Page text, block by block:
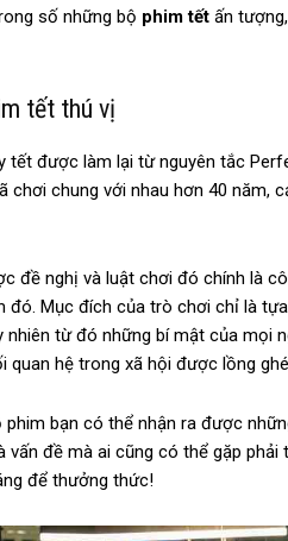
số những bộ phim tết ấn
tết thú vị
tết được làm lại từ nguyên tắc
chơi chung với nhau hơn 40 năm,
đề nghị và luật chơi đó chính là
Mục đích của trò chơi chỉ là
nhiên từ đó những bí mật của mọi
hệ trong xã hội được lồng
bạn có thể nhận ra được
vấn đề mà ai cũng có thể gặp
để thưởng thức!